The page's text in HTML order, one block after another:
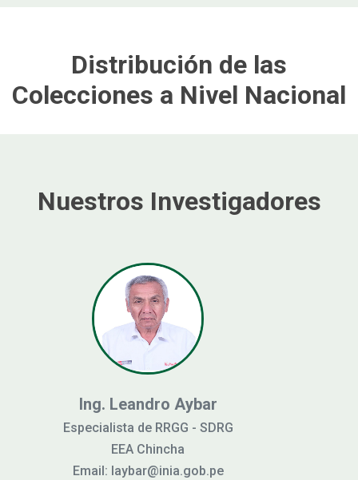
Distribución de las
Colecciones a Nivel Nacional
EEA El Chira
Nuestros Investigadores
Ing. Leandro Aybar
Especialista de RRGG - SDRG
EEA Chincha
Email: laybar@inia.gob.pe